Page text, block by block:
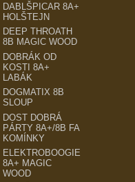
DABLŠPICAR 8A+
HOLŠTEJN
DEEP THROATH
8B MAGIC WOOD
DOBRÁK OD
KOSTI 8A+
LABÁK
DOGMATIX 8B
SLOUP
DOST DOBRÁ
PÁRTY 8A+/8B FA
KOMÍNKY
ELEKTROBOOGIE
8A+ MAGIC
WOOD